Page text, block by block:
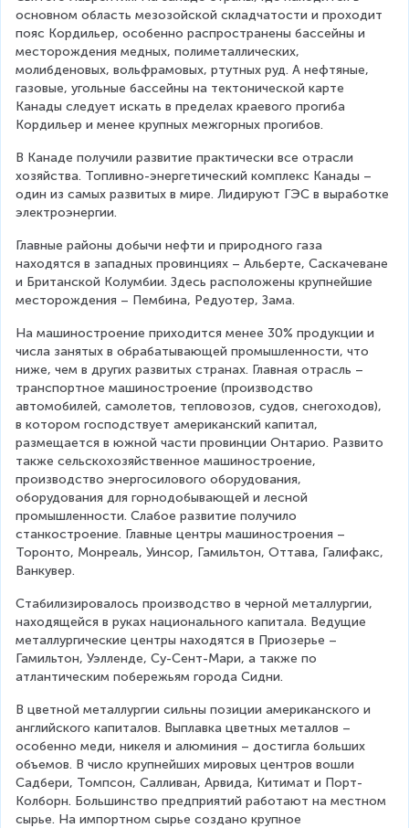
основном область мезозойской складчатости и проходит
пояс Кордильер, особенно распространены бассейны и
месторождения медных, полиметаллических,
молибденовых, вольфрамовых, ртутных руд. А нефтяные,
газовые, угольные бассейны на тектонической карте
Канады следует искать в пределах краевого прогиба
Кордильер и менее крупных межгорных прогибов.
В Канаде получили развитие практически все отрасли
хозяйства. Топливно-энергетический комплекс Канады –
один из самых развитых в мире. Лидируют ГЭС в выработке
электроэнергии.
Главные районы добычи нефти и природного газа
находятся в западных провинциях – Альберте, Саскачеване
и Британской Колумбии. Здесь расположены крупнейшие
месторождения – Пембина, Редуотер, Зама.
На машиностроение приходится менее 30% продукции и
числа занятых в обрабатывающей промышленности, что
ниже, чем в других развитых странах. Главная отрасль –
транспортное машиностроение (производство
автомобилей, самолетов, тепловозов, судов, снегоходов),
в котором господствует американский капитал,
размещается в южной части провинции Онтарио. Развито
также сельскохозяйственное машиностроение,
производство энергосилового оборудования,
оборудования для горнодобывающей и лесной
промышленности. Слабое развитие получило
станкостроение. Главные центры машиностроения –
Торонто, Монреаль, Уинсор, Гамильтон, Оттава, Галифакс,
Ванкувер.
Стабилизировалось производство в черной металлургии,
находящейся в руках национального капитала. Ведущие
металлургические центры находятся в Приозерье –
Гамильтон, Уэлленде, Су-Сент-Мари, а также по
атлантическим побережьям города Сидни.
В цветной металлургии сильны позиции американского и
английского капиталов. Выплавка цветных металлов –
особенно меди, никеля и алюминия – достигла больших
объемов. В число крупнейших мировых центров вошли
Садбери, Томпсон, Салливан, Арвида, Китимат и Порт-
Колборн. Большинство предприятий работают на местном
сырье. На импортном сырье создано крупное